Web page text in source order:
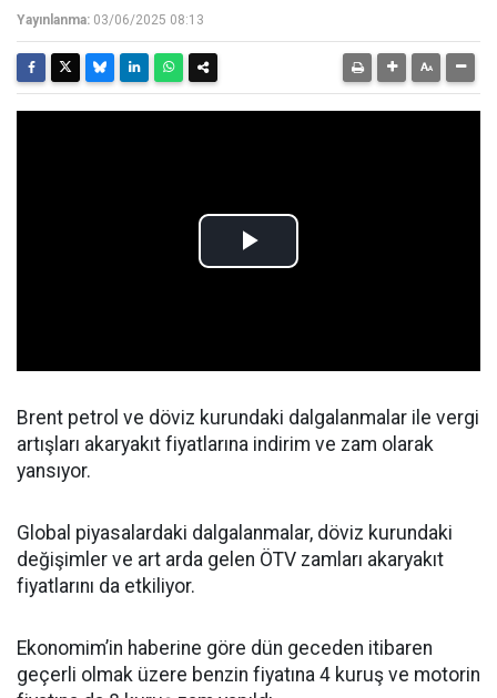
Yayınlanma: 03/06/2025 08:13
Brent petrol ve döviz kurundaki dalgalanmalar ile vergi
artışları akaryakıt fiyatlarına indirim ve zam olarak
yansıyor.
Global piyasalardaki dalgalanmalar, döviz kurundaki
değişimler ve art arda gelen ÖTV zamları akaryakıt
fiyatlarını da etkiliyor.
Ekonomim’in haberine göre dün geceden itibaren
geçerli olmak üzere benzin fiyatına 4 kuruş ve motorin